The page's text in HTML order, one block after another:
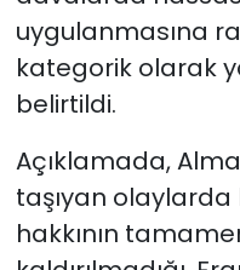
uygulanmasına
kategorik olarak
belirtildi.
Açıklamada,
taşıyan olaylarda
hakkının